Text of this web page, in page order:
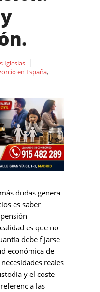
Iglesias
en España,
dudas genera
es saber
es que no
debe fijarse
económica de
reales
y el coste
las